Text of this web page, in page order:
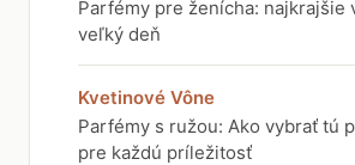
Parfémy pre ženícha: najkrajšie
veľký deň
Kvetinové Vône
Parfémy s ružou: Ako vybrať tú
pre každú príležitosť